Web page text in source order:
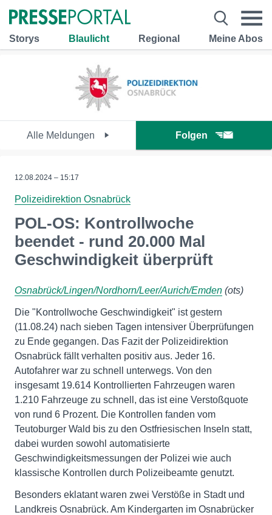
Storys Blaulicht Regional Meine Abos
Alle Meldungen Folgen
12.08.2024 – 15:17
Polizeidirektion Osnabrück
POL-OS: Kontrollwoche
beendet - rund 20.000 Mal
Geschwindigkeit überprüft
Osnabrück/Lingen/Nordhorn/Leer/Aurich/Emden (ots)
Die "Kontrollwoche Geschwindigkeit" ist gestern
(11.08.24) nach sieben Tagen intensiver Überprüfungen
zu Ende gegangen. Das Fazit der Polizeidirektion
Osnabrück fällt verhalten positiv aus. Jeder 16.
Autofahrer war zu schnell unterwegs. Von den
insgesamt 19.614 Kontrollierten Fahrzeugen waren
1.210 Fahrzeuge zu schnell, das ist eine Verstoßquote
von rund 6 Prozent. Die Kontrollen fanden vom
Teutoburger Wald bis zu den Ostfriesischen Inseln statt,
dabei wurden sowohl automatisierte
Geschwindigkeitsmessungen der Polizei wie auch
klassische Kontrollen durch Polizeibeamte genutzt.
Besonders eklatant waren zwei Verstöße in Stadt und
Landkreis Osnabrück. Am Kindergarten im Osnabrücker